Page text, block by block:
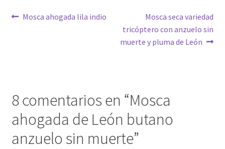
Navegación
Anterior:
Mosca ahogada lila indio Siguiente:
Mosca seca variedad
tricóptero con anzuelo sin
muerte y pluma de León
8 comentarios en “Mosca
ahogada de León butano
anzuelo sin muerte”